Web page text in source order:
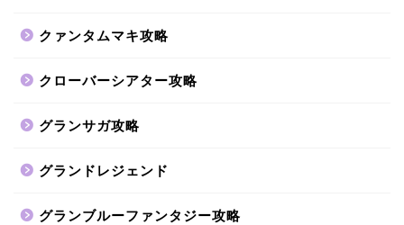
クァンタムマキ攻略
クローバーシアター攻略
グランサガ攻略
グランドレジェンド
グランブルーファンタジー攻略